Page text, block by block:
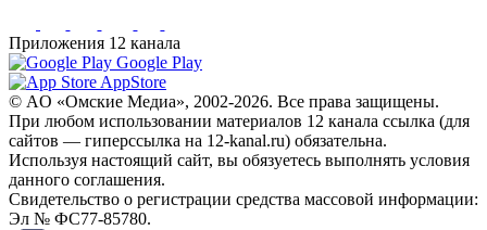
Приложения 12 канала
Google Play
AppStore
© AO «Омские Медиа», 2002-2026. Все права защищены.
При любом использовании материалов 12 канала ссылка (для
сайтов — гиперссылка на 12-kanal.ru) обязательна.
Используя настоящий сайт, вы обязуетесь выполнять условия
данного соглашения.
Свидетельство о регистрации средства массовой информации:
Эл № ФС77-85780.